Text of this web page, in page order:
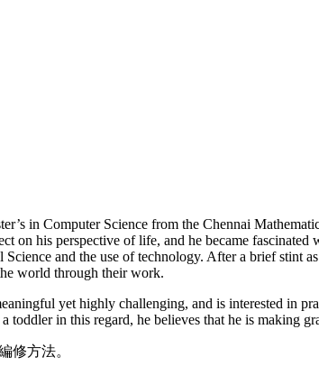
in Computer Science from the Chennai
on his perspective of life, and he became
and the use of technology. After a brief stint
world through their work.
yet highly challenging, and is interested in
in this regard, he believes that he is making
修方法。